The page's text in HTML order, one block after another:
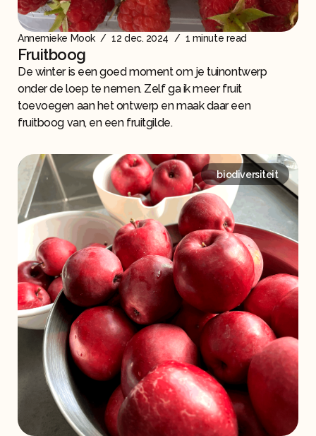
Annemieke Mook / 12 dec. 2024 / 1 minute read
Fruitboog
De winter is een goed moment om je tuinontwerp
onder de loep te nemen. Zelf ga ik meer fruit
toevoegen aan het ontwerp en maak daar een
fruitboog van, en een fruitgilde.
biodiversiteit